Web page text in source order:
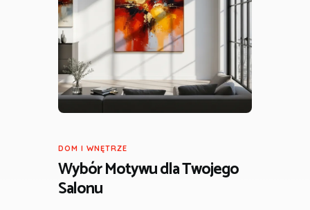
DOM I WNĘTRZE
Wybór Motywu dla Twojego
Salonu